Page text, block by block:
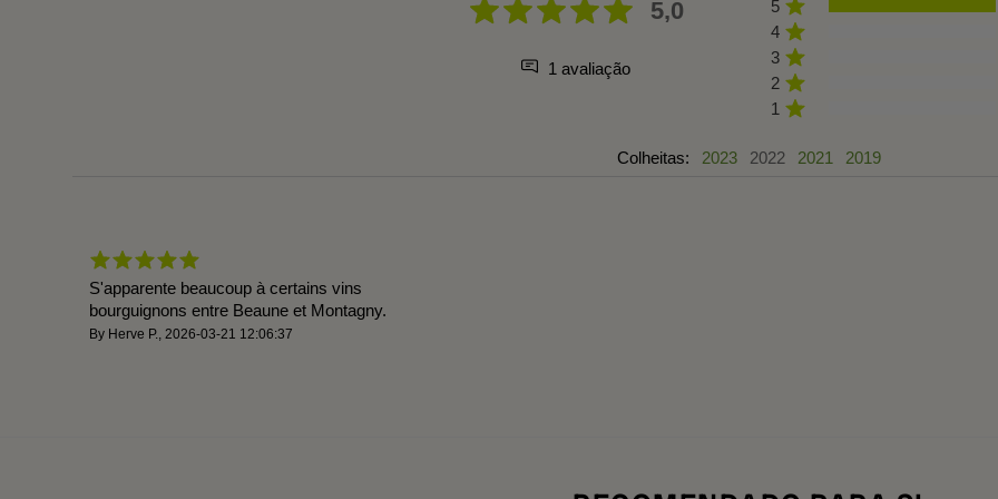
5,0
1 avaliação
5
4
3
2
1
Colheitas: 2023 2022 2021 2019
S'apparente beaucoup à certains vins
bourguignons entre Beaune et Montagny.
By Herve P., 2026-03-21 12:06:37